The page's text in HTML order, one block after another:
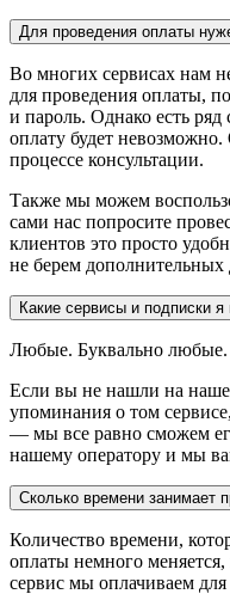
Для проведения оплаты
Во многих сервисах нам
для проведения оплаты,
и пароль. Однако есть ряд
оплату будет
процессе консультации.
Также мы можем
сами нас попросите
клиентов это просто
не берем дополнительных
Какие сервисы и подписки я
Любые. Буквально любые.
Если вы не нашли на
упоминания о том
— мы все равно сможем
нашему оператору и мы
Сколько времени занимает
Количество времени,
оплаты немного меняется,
сервис мы оплачиваем для